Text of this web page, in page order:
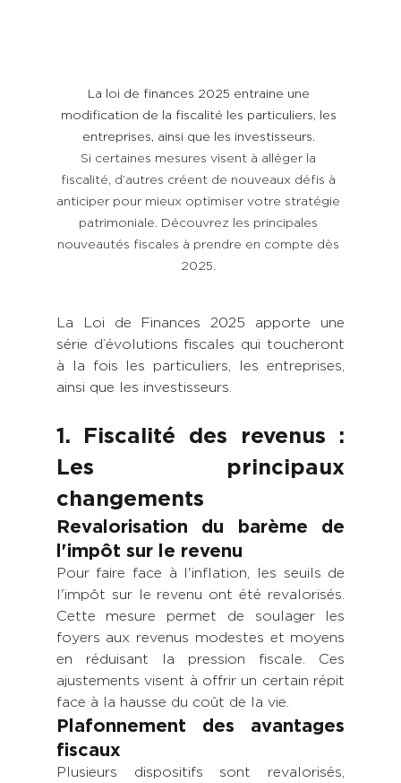
La loi de finances 2025 entraine une
modification de la fiscalité les particuliers, les
entreprises, ainsi que les investisseurs.
Si certaines mesures visent à alléger la
fiscalité, d’autres créent de nouveaux défis à
anticiper pour mieux optimiser votre stratégie
patrimoniale. Découvrez les principales
nouveautés fiscales à prendre en compte dès
2025.
La Loi de Finances 2025 apporte une
série d’évolutions fiscales qui toucheront
à la fois les particuliers, les entreprises,
ainsi que les investisseurs.
1. Fiscalité des revenus :
Les principaux
changements
Revalorisation du barème de
l'impôt sur le revenu
Pour faire face à l'inflation, les seuils de
l'impôt sur le revenu ont été revalorisés.
Cette mesure permet de soulager les
foyers aux revenus modestes et moyens
en réduisant la pression fiscale. Ces
ajustements visent à offrir un certain répit
face à la hausse du coût de la vie.
Plafonnement des avantages
fiscaux
Plusieurs dispositifs sont revalorisés,